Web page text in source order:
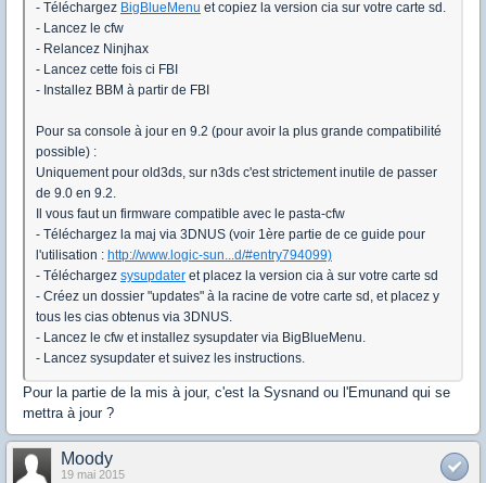
- Téléchargez BigBlueMenu et copiez la version cia sur votre carte sd.
- Lancez le cfw
- Relancez Ninjhax
- Lancez cette fois ci FBI
- Installez BBM à partir de FBI
Pour sa console à jour en 9.2 (pour avoir la plus grande compatibilité
possible) :
Uniquement pour old3ds, sur n3ds c'est strictement inutile de passer
de 9.0 en 9.2.
Il vous faut un firmware compatible avec le pasta-cfw
- Téléchargez la maj via 3DNUS (voir 1ère partie de ce guide pour
l'utilisation : http://www.logic-sun...d/#entry794099)
- Téléchargez sysupdater et placez la version cia à sur votre carte sd
- Créez un dossier "updates" à la racine de votre carte sd, et placez y
tous les cias obtenus via 3DNUS.
- Lancez le cfw et installez sysupdater via BigBlueMenu.
- Lancez sysupdater et suivez les instructions.
Pour la partie de la mis à jour, c'est la Sysnand ou l'Emunand qui se
mettra à jour ?
Moody
19 mai 2015